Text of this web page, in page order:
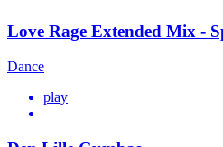
Love Rage Extended Mix -
Dance
play